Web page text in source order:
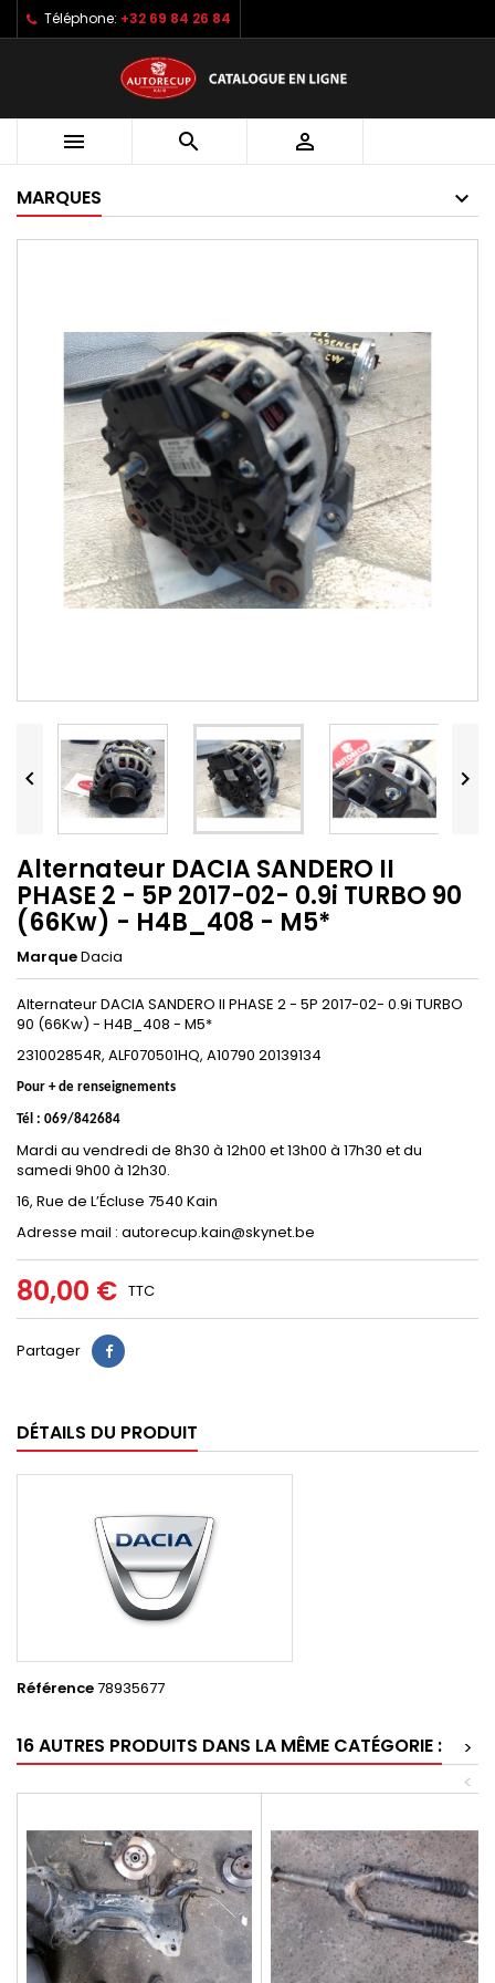
Téléphone: +32 69 84 26 84
  
MARQUES
 
Alternateur DACIA SANDERO II
PHASE 2 - 5P 2017-02- 0.9i TURBO 90
(66Kw) - H4B_408 - M5*
MarqueDacia
Alternateur DACIA SANDERO II PHASE 2 - 5P 2017-02- 0.9i TURBO
90 (66Kw) - H4B_408 - M5*
231002854R, ALF070501HQ, A10790 20139134
Pour + de renseignements
Tél : 069/842684
Mardi au vendredi de 8h30 à 12h00 et 13h00 à 17h30 et du
samedi 9h00 à 12h30.
16, Rue de L’Écluse 7540 Kain
Adresse mail : autorecup.kain@skynet.be
80,00 € TTC
Partager
DÉTAILS DU PRODUIT
Référence78935677
16 AUTRES PRODUITS DANS LA MÊME CATÉGORIE :
>
<